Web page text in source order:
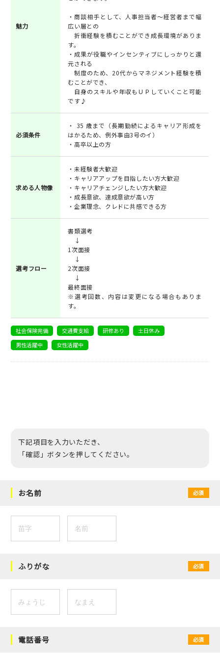
魅力
・商談相手として、人事担当者～経営者まで幅
広い層との
折衝経験を積むことができ成長環境がありま
す。
・成果が役職やインセンティブにしっかりと還
元される
制度のため、20代からマネジメント経験を積
むことができ、
自身のスキルや年収もＵＰしていくこと可能
です♪
必須条件
・ 35 歳まで（長期勤続によるキャリア形成を
はかるため、例外事由3号のイ）
・高卒以上の方
求める人物像
・未経験者大歓迎
・キャリアアップを目指したい方大歓迎
・キャリアチェンジしたい方大歓迎
・成長意欲、達成意欲が高い方
・企業理念、クレドに共感できる方
選考フロー
書類選考
↓
1次面接
↓
2次面接
↓
最終面接
※選考回数、内容は変更になる場合もありま
す。
社会保険完備 交通費支給 研修あり
土日休み
男性活躍中
女性活躍中
下記項目を入力いただき、
「確認」ボタンを押してください。
お名前 必須
ふりがな 必須
電話番号 必須